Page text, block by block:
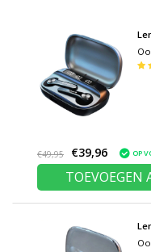
€49,95 €39,96 OP
TOEVOEGEN